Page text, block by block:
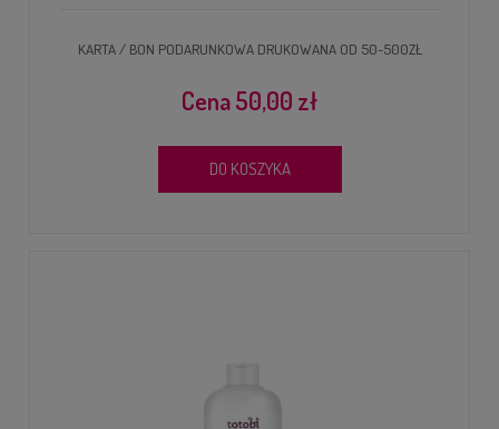
KARTA / BON PODARUNKOWA DRUKOWANA OD 50-500ZŁ
50,00 zł
DO KOSZYKA